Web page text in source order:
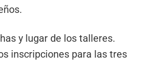
y lugar de los talleres.
inscripciones para las tres